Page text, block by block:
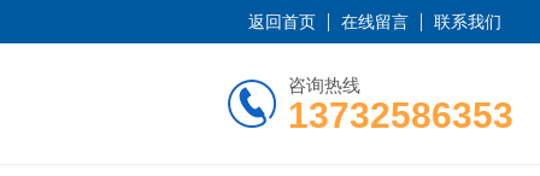
返回首页 在线留言 联系我们
咨询热线
13732586353